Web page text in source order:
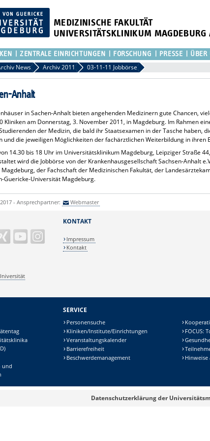
MEDIZINISCHE FAKULTÄT
UNIVERSITÄTSKLINIKUM
ZENTRALE EINRICHTUNGEN FORSCHUNG PRESSE ÜBER
News Archiv 2011 03-11-11 Jobbörse
Anhalt
in Sachen-Anhalt bieten angehenden Medizinern gute Chancen,
Kliniken am Donnerstag, 3. November 2011, in Magdeburg. Im Rahmen
der Medizin, die bald ihr Staatsexamen in der Tasche haben,
und die jeweiligen Möglichkeiten der fachärztlichen Weiterbildung in ihren
14.30 bis 18 Uhr im Universitätsklinikum Magdeburg, Leipziger Straße
wird die Jobbörse von der Krankenhausgesellschaft Sachsen-Anhalt
der Fachschaft der Medizinischen Fakultät, der
Guericke-Universität Magdeburg.
- Ansprechpartner: Webmaster
KONTAKT
Impressum
Kontakt
und
SERVICE
Personensuche
Kliniken/Institute/Einrichtungen
Veranstaltungskalender
Barrierefreiheit
Beschwerdemanagement
FOCUS:
Hinweise
Datenschutzerklärung der